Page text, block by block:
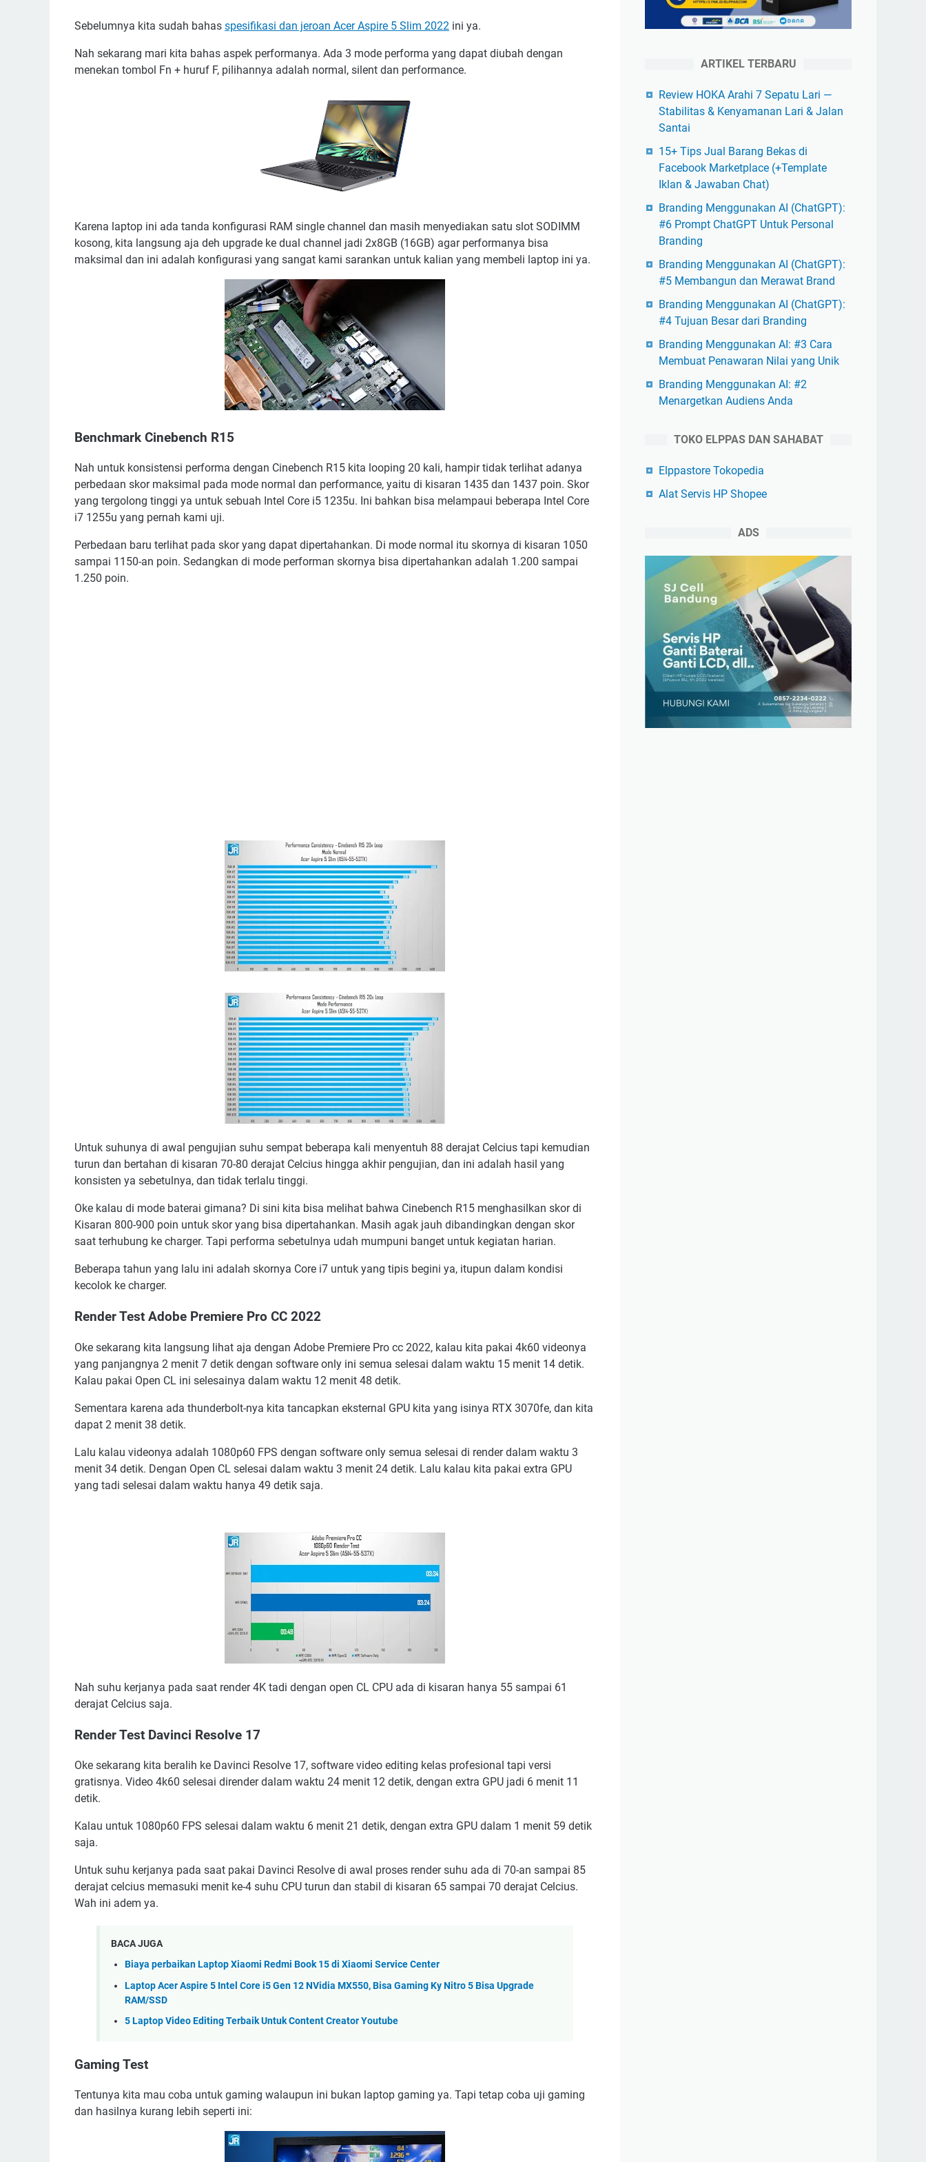
Sebelumnya kita sudah bahas spesifikasi dan jeroan Acer Aspire 5 Slim 2022 ini ya.
Nah sekarang mari kita bahas aspek performanya. Ada 3 mode performa yang dapat diubah dengan
menekan tombol Fn + huruf F, pilihannya adalah normal, silent dan performance.
Karena laptop ini ada tanda konfigurasi RAM single channel dan masih menyediakan satu slot SODIMM
kosong, kita langsung aja deh upgrade ke dual channel jadi 2x8GB (16GB) agar performanya bisa
maksimal dan ini adalah konfigurasi yang sangat kami sarankan untuk kalian yang membeli laptop ini ya.
Benchmark Cinebench R15
Nah untuk konsistensi performa dengan Cinebench R15 kita looping 20 kali, hampir tidak terlihat adanya
perbedaan skor maksimal pada mode normal dan performance, yaitu di kisaran 1435 dan 1437 poin. Skor
yang tergolong tinggi ya untuk sebuah Intel Core i5 1235u. Ini bahkan bisa melampaui beberapa Intel Core
i7 1255u yang pernah kami uji.
Perbedaan baru terlihat pada skor yang dapat dipertahankan. Di mode normal itu skornya di kisaran 1050
sampai 1150-an poin. Sedangkan di mode performan skornya bisa dipertahankan adalah 1.200 sampai
1.250 poin.
Untuk suhunya di awal pengujian suhu sempat beberapa kali menyentuh 88 derajat Celcius tapi kemudian
turun dan bertahan di kisaran 70-80 derajat Celcius hingga akhir pengujian, dan ini adalah hasil yang
konsisten ya sebetulnya, dan tidak terlalu tinggi.
Oke kalau di mode baterai gimana? Di sini kita bisa melihat bahwa Cinebench R15 menghasilkan skor di
Kisaran 800-900 poin untuk skor yang bisa dipertahankan. Masih agak jauh dibandingkan dengan skor
saat terhubung ke charger. Tapi performa sebetulnya udah mumpuni banget untuk kegiatan harian.
Beberapa tahun yang lalu ini adalah skornya Core i7 untuk yang tipis begini ya, itupun dalam kondisi
kecolok ke charger.
Render Test Adobe Premiere Pro CC 2022
Oke sekarang kita langsung lihat aja dengan Adobe Premiere Pro cc 2022, kalau kita pakai 4k60 videonya
yang panjangnya 2 menit 7 detik dengan software only ini semua selesai dalam waktu 15 menit 14 detik.
Kalau pakai Open CL ini selesainya dalam waktu 12 menit 48 detik.
Sementara karena ada thunderbolt-nya kita tancapkan eksternal GPU kita yang isinya RTX 3070fe, dan kita
dapat 2 menit 38 detik.
Lalu kalau videonya adalah 1080p60 FPS dengan software only semua selesai di render dalam waktu 3
menit 34 detik. Dengan Open CL selesai dalam waktu 3 menit 24 detik. Lalu kalau kita pakai extra GPU
yang tadi selesai dalam waktu hanya 49 detik saja.
Nah suhu kerjanya pada saat render 4K tadi dengan open CL CPU ada di kisaran hanya 55 sampai 61
derajat Celcius saja.
Render Test Davinci Resolve 17
Oke sekarang kita beralih ke Davinci Resolve 17, software video editing kelas profesional tapi versi
gratisnya. Video 4k60 selesai dirender dalam waktu 24 menit 12 detik, dengan extra GPU jadi 6 menit 11
detik.
Kalau untuk 1080p60 FPS selesai dalam waktu 6 menit 21 detik, dengan extra GPU dalam 1 menit 59 detik
saja.
Untuk suhu kerjanya pada saat pakai Davinci Resolve di awal proses render suhu ada di 70-an sampai 85
derajat celcius memasuki menit ke-4 suhu CPU turun dan stabil di kisaran 65 sampai 70 derajat Celcius.
Wah ini adem ya.
BACA JUGA
Biaya perbaikan Laptop Xiaomi Redmi Book 15 di Xiaomi Service Center
Laptop Acer Aspire 5 Intel Core i5 Gen 12 NVidia MX550, Bisa Gaming Ky Nitro 5 Bisa Upgrade
RAM/SSD
5 Laptop Video Editing Terbaik Untuk Content Creator Youtube
Gaming Test
Tentunya kita mau coba untuk gaming walaupun ini bukan laptop gaming ya. Tapi tetap coba uji gaming
dan hasilnya kurang lebih seperti ini:
ARTIKEL TERBARU
Review HOKA Arahi 7 Sepatu Lari —
Stabilitas & Kenyamanan Lari & Jalan
Santai
15+ Tips Jual Barang Bekas di
Facebook Marketplace (+Template
Iklan & Jawaban Chat)
Branding Menggunakan AI (ChatGPT):
#6 Prompt ChatGPT Untuk Personal
Branding
Branding Menggunakan AI (ChatGPT):
#5 Membangun dan Merawat Brand
Branding Menggunakan AI (ChatGPT):
#4 Tujuan Besar dari Branding
Branding Menggunakan AI: #3 Cara
Membuat Penawaran Nilai yang Unik
Branding Menggunakan AI: #2
Menargetkan Audiens Anda
TOKO ELPPAS DAN SAHABAT
Elppastore Tokopedia
Alat Servis HP Shopee
ADS